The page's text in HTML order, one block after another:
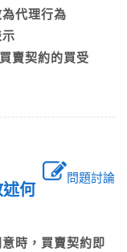
代理行為
賣契約的買受
問題討論
何
時，買賣契約即